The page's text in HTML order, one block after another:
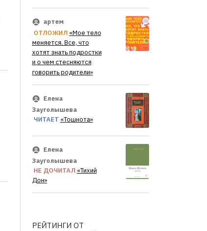
артем
ОТЛОЖИЛ «Мое тело
меняется. Все, что
хотят знать подростки
и о чем стесняются
говорить родители»
Елена
Зауголышева
ЧИТАЕТ «Тошнота»
Елена
Зауголышева
НЕ ДОЧИТАЛ «Тихий
Дон»
РЕЙТИНГИ ОТ